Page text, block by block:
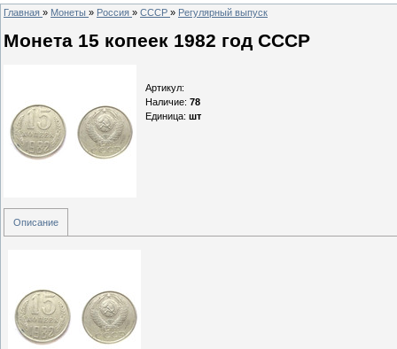
Главная » Монеты » Россия » СССР » Регулярный выпуск
Монета 15 копеек 1982 год СССР
Артикул:
Наличие: 78
Единица: шт
Описание